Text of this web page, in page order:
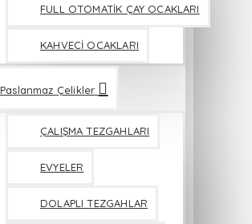
FULL OTOMATİK ÇAY OCAKLARI
KAHVECİ OCAKLARI
Paslanmaz Çelikler
ÇALIŞMA TEZGAHLARI
EVYELER
DOLAPLI TEZGAHLAR